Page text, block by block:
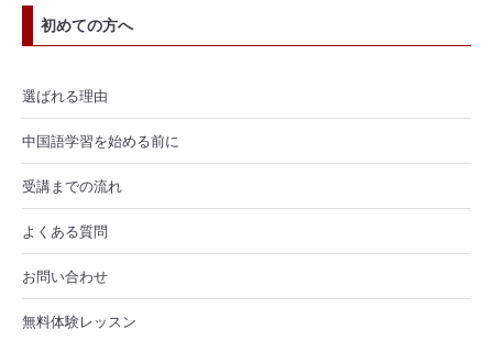
初めての方へ
選ばれる理由
中国語学習を始める前に
受講までの流れ
よくある質問
お問い合わせ
無料体験レッスン